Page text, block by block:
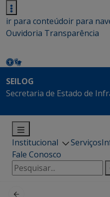
ir para conteúdoir para
Ouvidoria Transparência
SEILOG
Secretaria de Estado de
Institucional Serviços
Fale Conosco
Pesquisar
por: